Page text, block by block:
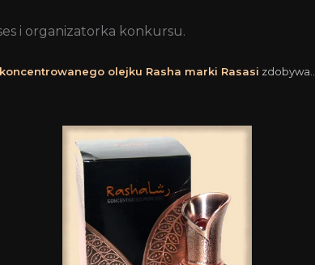
i organizatorka konkursu.
olejku Rasha marki Rasasi zdobywa..